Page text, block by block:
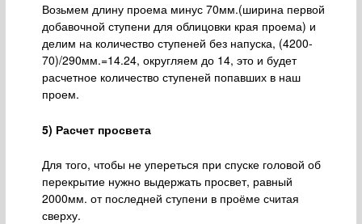
Возьмем длину проема минус 70мм.(ширина первой
добавочной ступени для облицовки края проема) и
делим на количество ступеней без напуска, (4200-
70)/290мм.=14.24, округляем до 14, это и будет
расчетное количество ступеней попавших в наш
проем.
5) Расчет просвета
Для того, чтобы не упереться при спуске головой об
перекрытие нужно выдержать просвет, равный
2000мм. от последней ступени в проёме считая
сверху.